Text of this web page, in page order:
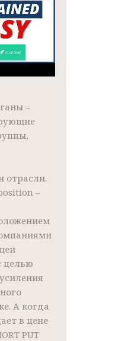
–
отрасли.
–
целью
А когда
в цене
PUT